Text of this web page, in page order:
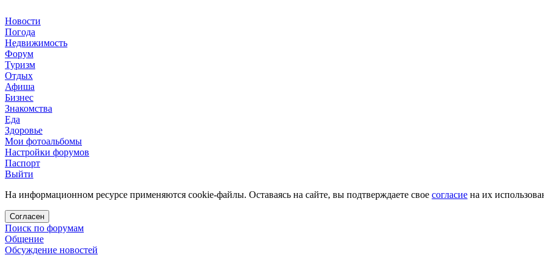
Новости
Погода
Недвижимость
Форум
Туризм
Отдых
Афиша
Бизнес
Знакомства
Еда
Здоровье
Мои фотоальбомы
Настройки форумов
Паспорт
Выйти
На информационном ресурсе применяются cookie-файлы. Оставаясь на сайте, вы подтверждаете свое согласие на их
Согласен
Поиск по форумам
Общение
Обсуждение новостей